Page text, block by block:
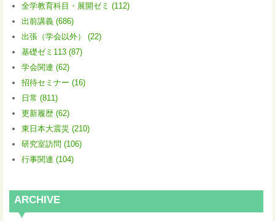
全学教育科目・展開ゼミ (112)
出前講義 (686)
出張（学会以外） (22)
基礎ゼミ113 (87)
学会関連 (62)
招待セミナー (16)
日常 (811)
更新履歴 (62)
東日本大震災 (210)
研究室訪問 (106)
行事関連 (104)
ARCHIVE